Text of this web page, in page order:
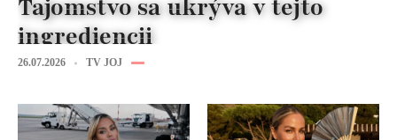
Tajomstvo sa ukrýva v tejto
ingrediencii
26.07.2026 TV JOJ